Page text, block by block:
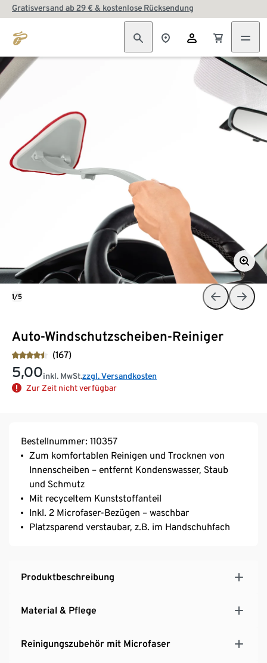
Gratisversand ab 29 € & kostenlose Rücksendung
Auto-Windschutzscheiben-Reiniger
(167)
5,00inkl. MwSt.zzgl. Versandkosten
Zur Zeit nicht verfügbar
1/5
Bestellnummer: 110357
Zum komfortablen Reinigen und Trocknen von
Innenscheiben – entfernt Kondenswasser, Staub
und Schmutz
Mit recyceltem Kunststoffanteil
Inkl. 2 Microfaser-Bezügen – waschbar
Platzsparend verstaubar, z.B. im Handschuhfach
Produktbeschreibung
Material & Pflege
Reinigungszubehör mit Microfaser